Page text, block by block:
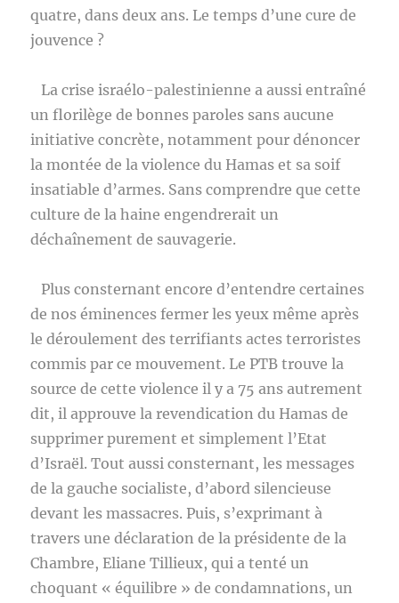
quatre, dans deux ans. Le temps d’une cure de
jouvence ?
La crise israélo-palestinienne a aussi entraîné
un florilège de bonnes paroles sans aucune
initiative concrète, notamment pour dénoncer
la montée de la violence du Hamas et sa soif
insatiable d’armes. Sans comprendre que cette
culture de la haine engendrerait un
déchaînement de sauvagerie.
Plus consternant encore d’entendre certaines
de nos éminences fermer les yeux même après
le déroulement des terrifiants actes terroristes
commis par ce mouvement. Le PTB trouve la
source de cette violence il y a 75 ans autrement
dit, il approuve la revendication du Hamas de
supprimer purement et simplement l’Etat
d’Israël. Tout aussi consternant, les messages
de la gauche socialiste, d’abord silencieuse
devant les massacres. Puis, s’exprimant à
travers une déclaration de la présidente de la
Chambre, Eliane Tillieux, qui a tenté un
choquant « équilibre » de condamnations, un